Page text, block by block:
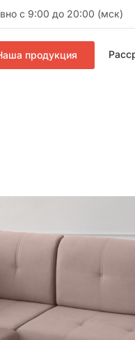
с 9:00 до 20:00 (мск)
продукция